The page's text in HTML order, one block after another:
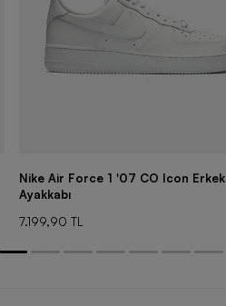
Nike Air Force 1 '07 CO Icon
Ayakkabı
7.199,90 TL